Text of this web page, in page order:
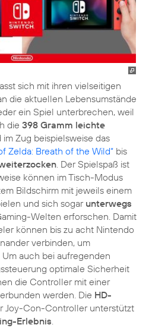
sich mit ihren vielseitigen
die aktuellen Lebensumstände
ein Spiel unterbrechen, weil
die 398 Gramm leichte
Zug beispielsweise das
Zelda: Breath of the Wild“ bis
. Der Spielspaß ist
können im Tisch-Modus
Bildschirm mit jeweils einem
und sich sogar unterwegs
Welten erforschen. Damit
können bis zu acht Nintendo
verbinden, um
auch bei aufregenden
optimale Sicherheit
die Controller mit einer
werden. Die HD-
Joy-Con-Controller unterstützt
Erlebnis.